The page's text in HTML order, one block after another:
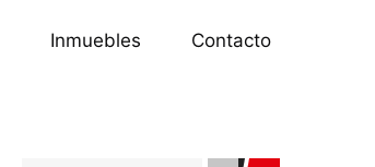
Inmuebles Contacto